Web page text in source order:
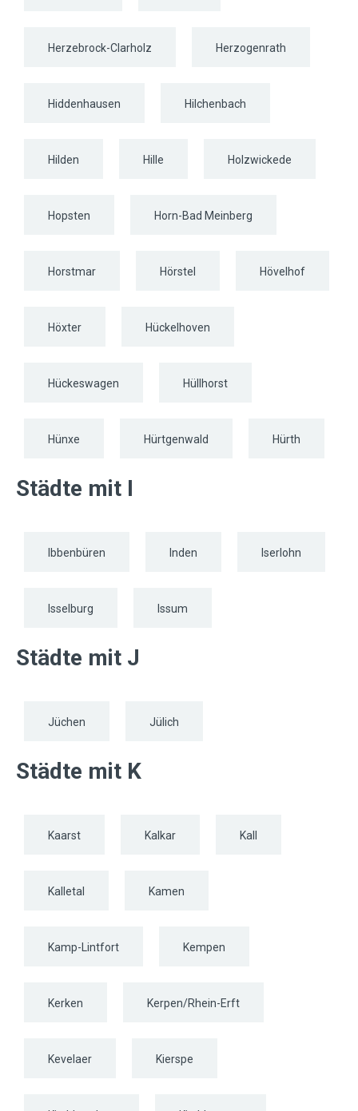
Herzebrock-Clarholz Herzogenrath
Hiddenhausen Hilchenbach
Hilden Hille Holzwickede
Hopsten Horn-Bad Meinberg
Horstmar Hörstel Hövelhof
Höxter Hückelhoven
Hückeswagen Hüllhorst
Hünxe Hürtgenwald Hürth
Städte mit I
Ibbenbüren Inden Iserlohn
Isselburg Issum
Städte mit J
Jüchen Jülich
Städte mit K
Kaarst Kalkar Kall
Kalletal Kamen
Kamp-Lintfort Kempen
Kerken Kerpen/Rhein-Erft
Kevelaer Kierspe